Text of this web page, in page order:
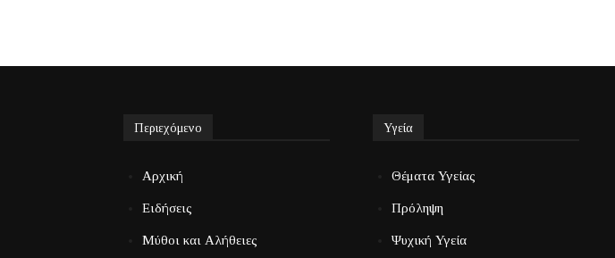
Περιεχόμενο
Αρχική
Ειδήσεις
Μύθοι και Αλήθειες
Υγεία
Θέματα Υγείας
Πρόληψη
Ψυχική Υγεία